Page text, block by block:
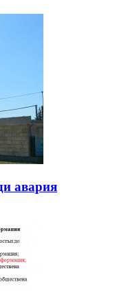
авария